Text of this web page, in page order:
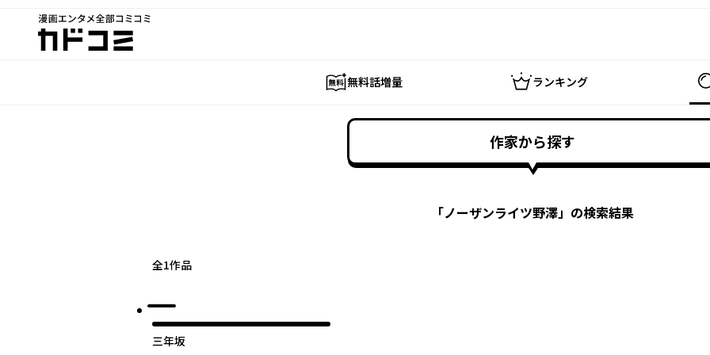
漫画エンタメ全部コミコミ
カドコミ
無料話増量 ランキング
作家から探す
「ノーザンライツ野澤」の検索結果
全1作品
三年坂